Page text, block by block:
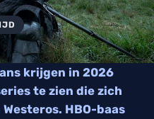
krijgen in 2026
te zien die zich
HBO-baas